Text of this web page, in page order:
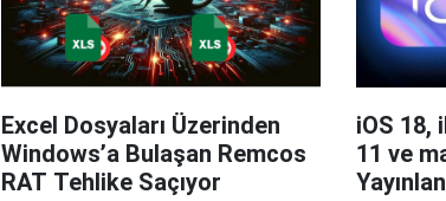
Excel Dosyaları Üzerinden
Windows’a Bulaşan Remcos
RAT Tehlike Saçıyor
iOS 18,
11 ve